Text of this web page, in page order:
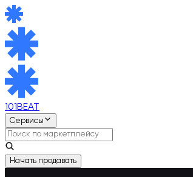
101BEAT
Сервисы
Начать продавать